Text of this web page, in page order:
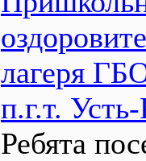
лагеря
п.г.т.
Ребята